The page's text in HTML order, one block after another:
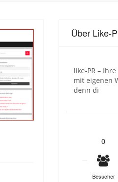
Über Like-
like-PR –
mit eigenen
denn di
0
Besucher